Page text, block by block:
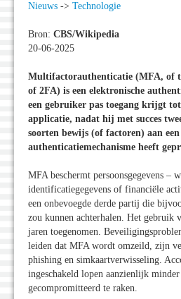
Nieuws -> Technologie
Bron: CBS/Wikipedia
20-06-2025
Multifactorauthenticatie (MFA, of
of 2FA) is een elektronische
een gebruiker pas toegang krijgt
applicatie, nadat hij met succes
soorten bewijs (of factoren) aan een
authenticatiemechanisme heeft
MFA beschermt persoonsgegevens –
identificatiegegevens of financiële
een onbevoegde derde partij die
zou kunnen achterhalen. Het gebruik
jaren toegenomen.
leiden dat MFA wordt omzeild, zijn
phishing en simkaartverwisseling.
ingeschakeld lopen aanzienlijk
gecompromitteerd te raken.